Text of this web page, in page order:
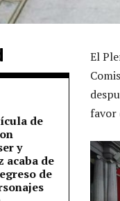
de
y
acaba de
de
El
favor